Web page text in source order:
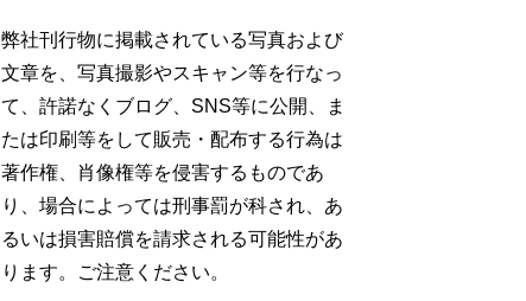
弊社刊行物に掲載されている写真および
文章を、写真撮影やスキャン等を行なっ
て、許諾なくブログ、SNS等に公開、ま
たは印刷等をして販売・配布する行為は
著作権、肖像権等を侵害するものであ
り、場合によっては刑事罰が科され、あ
るいは損害賠償を請求される可能性があ
ります。ご注意ください。